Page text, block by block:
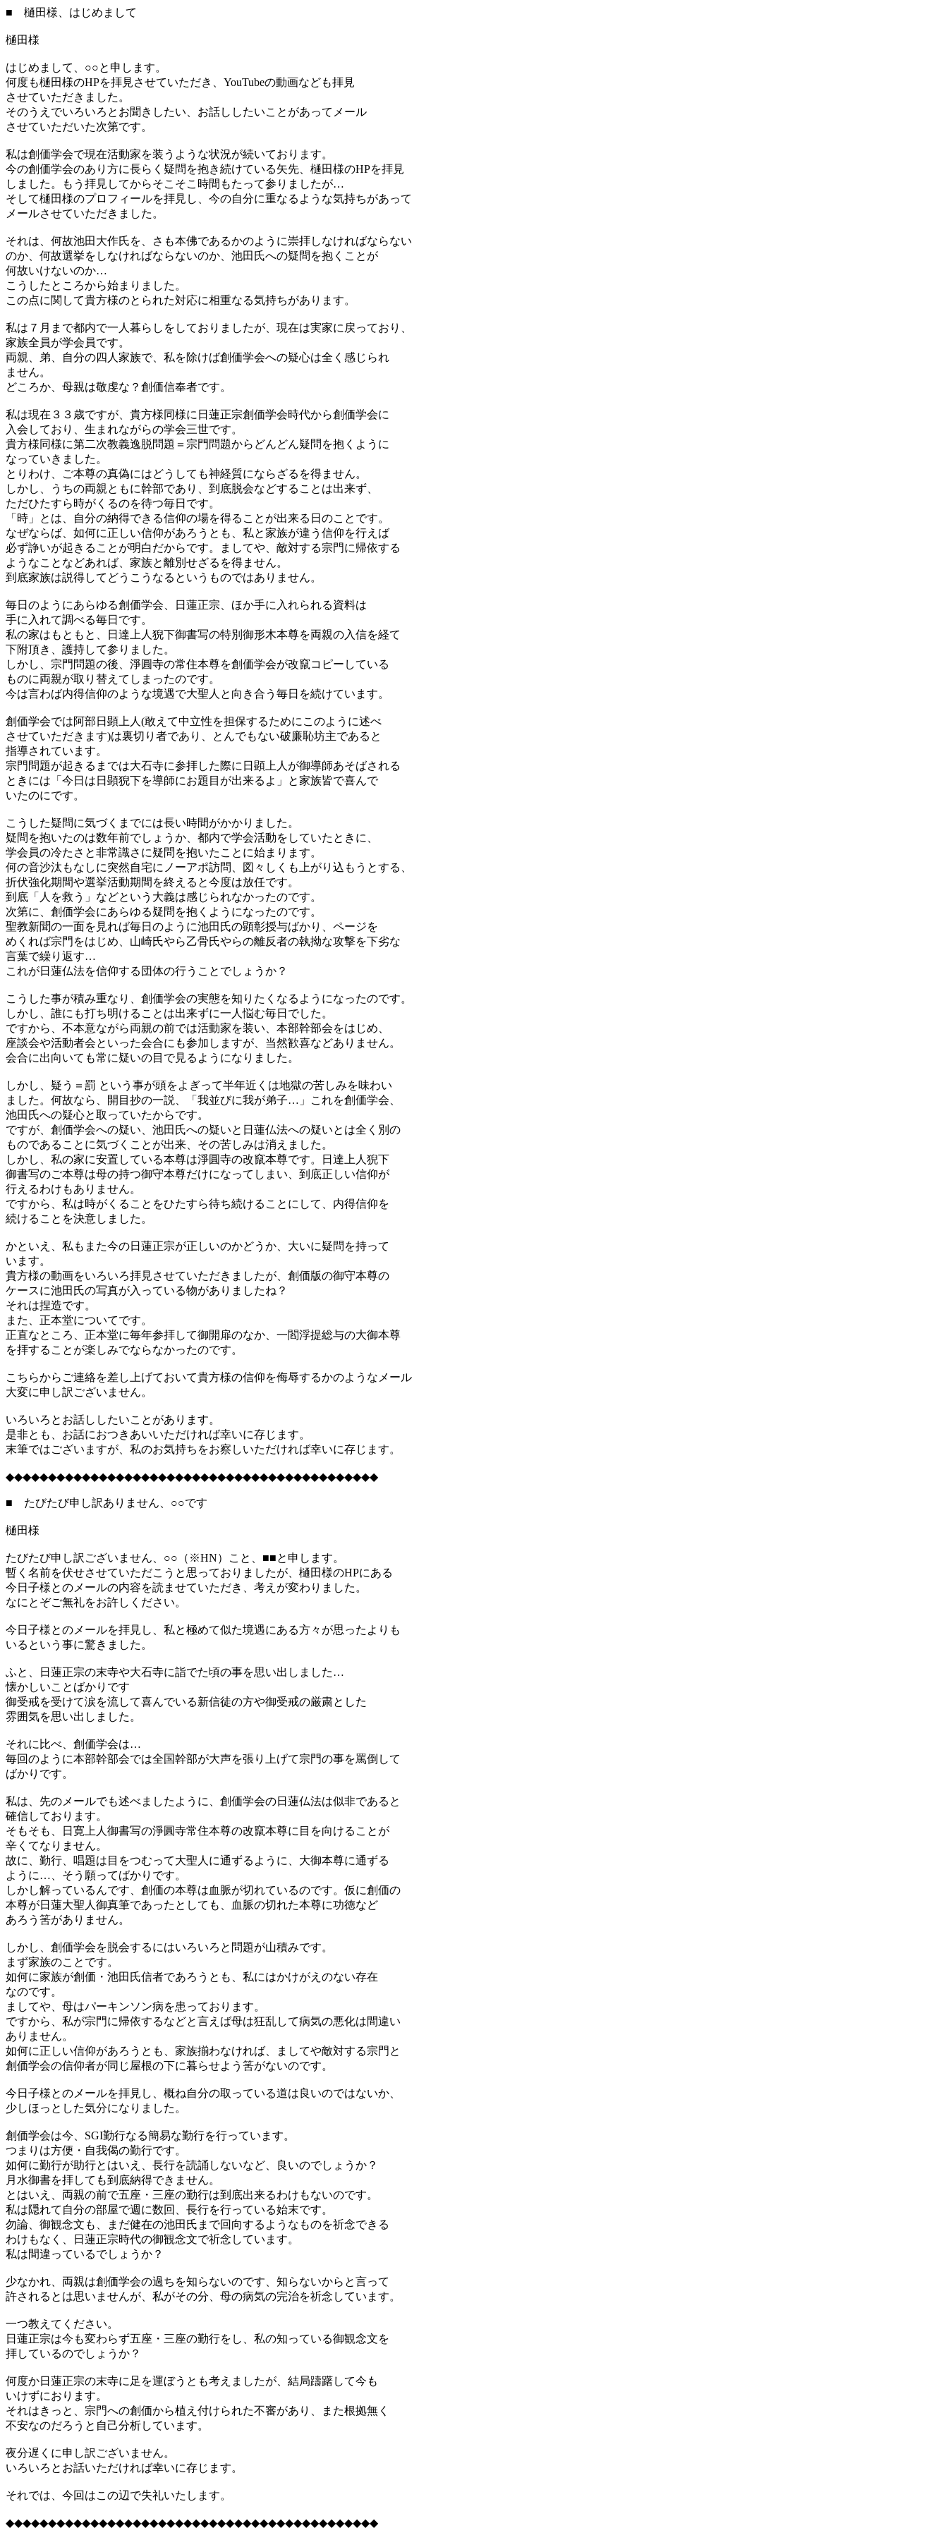
■ 樋田様、はじめまして
樋田様
はじめまして、○○と申します。
何度も樋田様のHPを拝見させていただき、YouTubeの動画なども拝見
させていただきました。
そのうえでいろいろとお聞きしたい、お話ししたいことがあってメール
させていただいた次第です。
私は創価学会で現在活動家を装うような状況が続いております。
今の創価学会のあり方に長らく疑問を抱き続けている矢先、樋田様のHPを拝見
しました。もう拝見してからそこそこ時間もたって参りましたが…
そして樋田様のプロフィールを拝見し、今の自分に重なるような気持ちがあって
メールさせていただきました。
それは、何故池田大作氏を、さも本佛であるかのように崇拝しなければならない
のか、何故選挙をしなければならないのか、池田氏への疑問を抱くことが
何故いけないのか…
こうしたところから始まりました。
この点に関して貴方様のとられた対応に相重なる気持ちがあります。
私は７月まで都内で一人暮らしをしておりましたが、現在は実家に戻っており、
家族全員が学会員です。
両親、弟、自分の四人家族で、私を除けば創価学会への疑心は全く感じられ
ません。
どころか、母親は敬虔な？創価信奉者です。
私は現在３３歳ですが、貴方様同様に日蓮正宗創価学会時代から創価学会に
入会しており、生まれながらの学会三世です。
貴方様同様に第二次教義逸脱問題＝宗門問題からどんどん疑問を抱くように
なっていきました。
とりわけ、ご本尊の真偽にはどうしても神経質にならざるを得ません。
しかし、うちの両親ともに幹部であり、到底脱会などすることは出来ず、
ただひたすら時がくるのを待つ毎日です。
「時」とは、自分の納得できる信仰の場を得ることが出来る日のことです。
なぜならば、如何に正しい信仰があろうとも、私と家族が違う信仰を行えば
必ず諍いが起きることが明白だからです。ましてや、敵対する宗門に帰依する
ようなことなどあれば、家族と離別せざるを得ません。
到底家族は説得してどうこうなるというものではありません。
毎日のようにあらゆる創価学会、日蓮正宗、ほか手に入れられる資料は
手に入れて調べる毎日です。
私の家はもともと、日達上人猊下御書写の特別御形木本尊を両親の入信を経て
下附頂き、護持して参りました。
しかし、宗門問題の後、淨圓寺の常住本尊を創価学会が改竄コピーしている
ものに両親が取り替えてしまったのです。
今は言わば内得信仰のような境遇で大聖人と向き合う毎日を続けています。
創価学会では阿部日顕上人(敢えて中立性を担保するためにこのように述べ
させていただきます)は裏切り者であり、とんでもない破廉恥坊主であると
指導されています。
宗門問題が起きるまでは大石寺に参拝した際に日顕上人が御導師あそばされる
ときには「今日は日顕猊下を導師にお題目が出来るよ」と家族皆で喜んで
いたのにです。
こうした疑問に気づくまでには長い時間がかかりました。
疑問を抱いたのは数年前でしょうか、都内で学会活動をしていたときに、
学会員の冷たさと非常識さに疑問を抱いたことに始まります。
何の音沙汰もなしに突然自宅にノーアポ訪問、図々しくも上がり込もうとする、
折伏強化期間や選挙活動期間を終えると今度は放任です。
到底「人を救う」などという大義は感じられなかったのです。
次第に、創価学会にあらゆる疑問を抱くようになったのです。
聖教新聞の一面を見れば毎日のように池田氏の顕彰授与ばかり、ページを
めくれば宗門をはじめ、山崎氏やら乙骨氏やらの離反者の執拗な攻撃を下劣な
言葉で繰り返す…
これが日蓮仏法を信仰する団体の行うことでしょうか？
こうした事が積み重なり、創価学会の実態を知りたくなるようになったのです。
しかし、誰にも打ち明けることは出来ずに一人悩む毎日でした。
ですから、不本意ながら両親の前では活動家を装い、本部幹部会をはじめ、
座談会や活動者会といった会合にも参加しますが、当然歓喜などありません。
会合に出向いても常に疑いの目で見るようになりました。
しかし、疑う＝罰 という事が頭をよぎって半年近くは地獄の苦しみを味わい
ました。何故なら、開目抄の一説、「我並びに我が弟子…」これを創価学会、
池田氏への疑心と取っていたからです。
ですが、創価学会への疑い、池田氏への疑いと日蓮仏法への疑いとは全く別の
ものであることに気づくことが出来、その苦しみは消えました。
しかし、私の家に安置している本尊は淨圓寺の改竄本尊です。日達上人猊下
御書写のご本尊は母の持つ御守本尊だけになってしまい、到底正しい信仰が
行えるわけもありません。
ですから、私は時がくることをひたすら待ち続けることにして、内得信仰を
続けることを決意しました。
かといえ、私もまた今の日蓮正宗が正しいのかどうか、大いに疑問を持って
います。
貴方様の動画をいろいろ拝見させていただきましたが、創価版の御守本尊の
ケースに池田氏の写真が入っている物がありましたね？
それは捏造です。
また、正本堂についてです。
正直なところ、正本堂に毎年参拝して御開扉のなか、一閻浮提総与の大御本尊
を拝することが楽しみでならなかったのです。
こちらからご連絡を差し上げておいて貴方様の信仰を侮辱するかのようなメール
大変に申し訳ございません。
いろいろとお話ししたいことがあります。
是非とも、お話におつきあいいただければ幸いに存じます。
末筆ではございますが、私のお気持ちをお察しいただければ幸いに存じます。
◆◆◆◆◆◆◆◆◆◆◆◆◆◆◆◆◆◆◆◆◆◆◆◆◆◆◆◆◆◆◆◆◆◆◆◆◆◆◆◆◆◆◆◆
■ たびたび申し訳ありません、○○です
樋田様
たびたび申し訳ございません、○○（※HN）こと、■■と申します。
暫く名前を伏せさせていただこうと思っておりましたが、樋田様のHPにある
今日子様とのメールの内容を読ませていただき、考えが変わりました。
なにとぞご無礼をお許しください。
今日子様とのメールを拝見し、私と極めて似た境遇にある方々が思ったよりも
いるという事に驚きました。
ふと、日蓮正宗の末寺や大石寺に詣でた頃の事を思い出しました…
懐かしいことばかりです
御受戒を受けて涙を流して喜んでいる新信徒の方や御受戒の厳粛とした
雰囲気を思い出しました。
それに比べ、創価学会は…
毎回のように本部幹部会では全国幹部が大声を張り上げて宗門の事を罵倒して
ばかりです。
私は、先のメールでも述べましたように、創価学会の日蓮仏法は似非であると
確信しております。
そもそも、日寛上人御書写の淨圓寺常住本尊の改竄本尊に目を向けることが
辛くてなりません。
故に、勤行、唱題は目をつむって大聖人に通ずるように、大御本尊に通ずる
ように…、そう願ってばかりです。
しかし解っているんです、創価の本尊は血脈が切れているのです。仮に創価の
本尊が日蓮大聖人御真筆であったとしても、血脈の切れた本尊に功徳など
あろう筈がありません。
しかし、創価学会を脱会するにはいろいろと問題が山積みです。
まず家族のことです。
如何に家族が創価・池田氏信者であろうとも、私にはかけがえのない存在
なのです。
ましてや、母はパーキンソン病を患っております。
ですから、私が宗門に帰依するなどと言えば母は狂乱して病気の悪化は間違い
ありません。
如何に正しい信仰があろうとも、家族揃わなければ、ましてや敵対する宗門と
創価学会の信仰者が同じ屋根の下に暮らせよう筈がないのです。
今日子様とのメールを拝見し、概ね自分の取っている道は良いのではないか、
少しほっとした気分になりました。
創価学会は今、SGI勤行なる簡易な勤行を行っています。
つまりは方便・自我偈の勤行です。
如何に勤行が助行とはいえ、長行を読誦しないなど、良いのでしょうか？
月水御書を拝しても到底納得できません。
とはいえ、両親の前で五座・三座の勤行は到底出来るわけもないのです。
私は隠れて自分の部屋で週に数回、長行を行っている始末です。
勿論、御観念文も、まだ健在の池田氏まで回向するようなものを祈念できる
わけもなく、日蓮正宗時代の御観念文で祈念しています。
私は間違っているでしょうか？
少なかれ、両親は創価学会の過ちを知らないのです、知らないからと言って
許されるとは思いませんが、私がその分、母の病気の完治を祈念しています。
一つ教えてください。
日蓮正宗は今も変わらず五座・三座の勤行をし、私の知っている御観念文を
拝しているのでしょうか？
何度か日蓮正宗の末寺に足を運ぼうとも考えましたが、結局躊躇して今も
いけずにおります。
それはきっと、宗門への創価から植え付けられた不審があり、また根拠無く
不安なのだろうと自己分析しています。
夜分遅くに申し訳ございません。
いろいろとお話いただければ幸いに存じます。
それでは、今回はこの辺で失礼いたします。
◆◆◆◆◆◆◆◆◆◆◆◆◆◆◆◆◆◆◆◆◆◆◆◆◆◆◆◆◆◆◆◆◆◆◆◆◆◆◆◆◆◆◆◆